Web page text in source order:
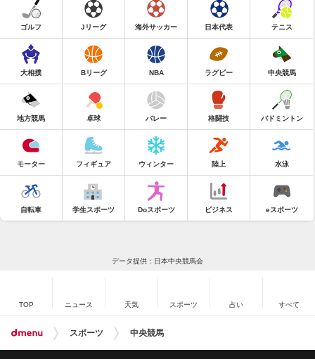
ゴルフ Jリーグ 海外サッカー 日本代表 テニス
大相撲 Bリーグ NBA ラグビー 中央競馬
地方競馬 卓球 バレー 格闘技 バドミントン
モーター フィギュア ウィンター 陸上 水泳
自転車 学生スポーツ Doスポーツ ビジネス eスポーツ
データ提供：日本中央競馬会
TOP ニュース 天気 スポーツ 占い すべて
スポーツ 中央競馬